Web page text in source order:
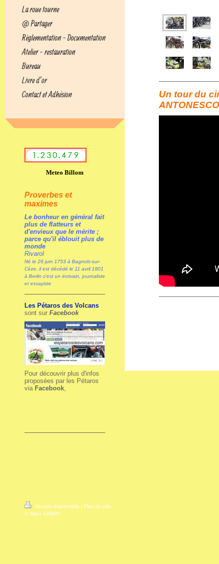
La roue tourne
@ Partager
Règlementation - Documentation
Atelier - restauration
Bureau
Livre d’or
Contact et Adhésion
Meteo Billom
Proverbes et
maximes
Le bonheur en général fait
plus de flatteurs et
d'envieux que le mérite ;
parce qu'il éblouit plus de
monde
Rivarol
Né le 26 juin 1753 à Bagnols-sur-
Cèze, il est décédé le 11 avril 1801
à Berlin c'est un écrivain, journaliste
et essayiste
Les Pétaros des Volcans
sont sur Facebook
Pour découvrir plus d'infos
proposées par les Pétaros
via Facebook,
Un tour du
ANTONESCO
Version imprimable | Plan du site
© Marc FABRY